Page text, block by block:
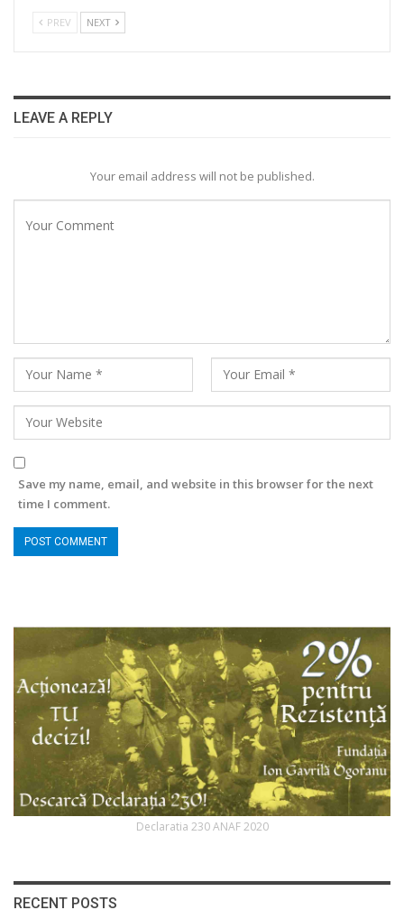
PREV NEXT
LEAVE A REPLY
Your email address will not be published.
Save my name, email, and website in this browser for the next
time I comment.
Declaratia 230 ANAF 2020
RECENT POSTS